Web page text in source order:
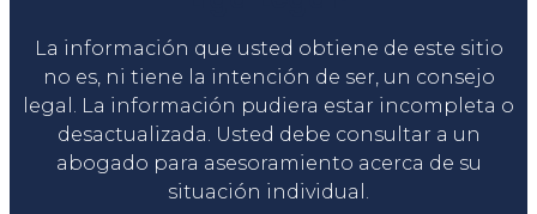
La información que usted obtiene de este sitio
no es, ni tiene la intención de ser, un consejo
legal. La información pudiera estar incompleta o
desactualizada. Usted debe consultar a un
abogado para asesoramiento acerca de su
situación individual.